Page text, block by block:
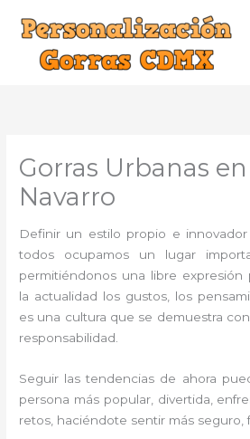
contenido
Gorras Urbanas
Navarro
Definir un estilo propio e
todos ocupamos un lugar
permitiéndonos una libre expresión
la actualidad los gustos, los
es una cultura que se demuestra
responsabilidad.
Seguir las tendencias de ahora
persona más popular, divertida,
retos, haciéndote sentir más seguro,